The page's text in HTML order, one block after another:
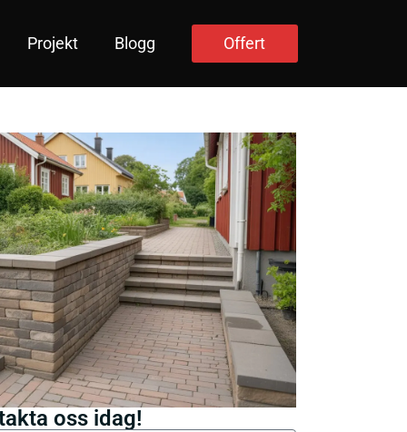
Projekt Blogg Offert
oss idag!